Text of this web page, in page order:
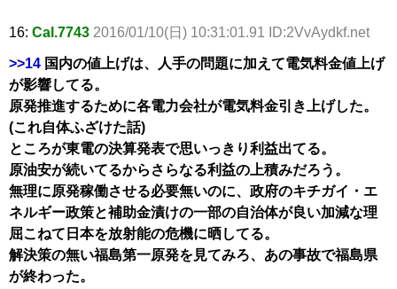
16: Cal.7743 2016/01/10(日) 10:31:01.91 ID:2VvAydkf.net
>>14 国内の値上げは、人手の問題に加えて電気料金値上げ
が影響してる。
原発推進するために各電力会社が電気料金引き上げした。
(これ自体ふざけた話)
ところが東電の決算発表で思いっきり利益出てる。
原油安が続いてるからさらなる利益の上積みだろう。
無理に原発稼働させる必要無いのに、政府のキチガイ・エ
ネルギー政策と補助金漬けの一部の自治体が良い加減な理
屈こねて日本を放射能の危機に晒してる。
解決策の無い福島第一原発を見てみろ、あの事故で福島県
が終わった。